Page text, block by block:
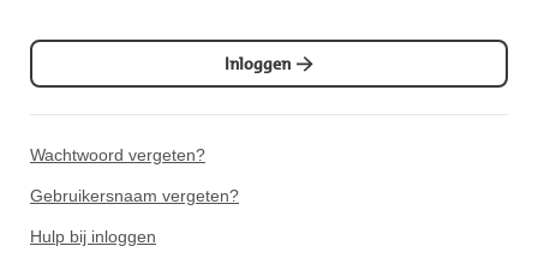
Inloggen
Wachtwoord vergeten?
Gebruikersnaam vergeten?
Hulp bij inloggen